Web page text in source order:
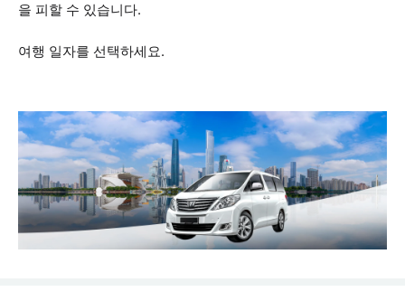
을 피할 수 있습니다.
여행 일자를 선택하세요.